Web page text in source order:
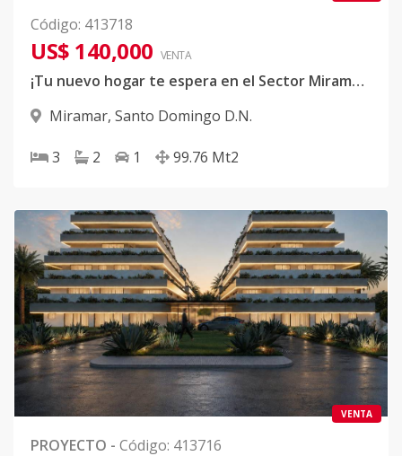
Código: 413718
US$ 140,000 VENTA
¡Tu nuevo hogar te espera en el Sector Miramar, Ave. Independencia!
Miramar, Santo Domingo D.N.
3 2 1 99.76 Mt2
VENTA
PROYECTO - Código: 413716